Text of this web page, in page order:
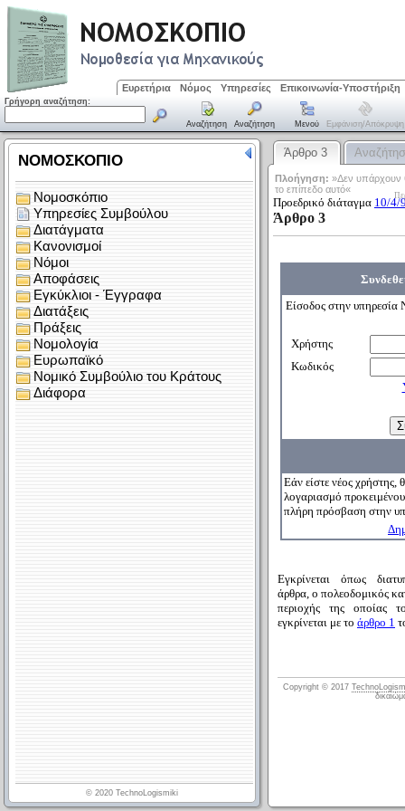
Ευρετήρια Νόμος Υπηρεσίες Επικοινωνία-Υποστήριξη
Γρήγορη αναζήτηση:
Αναζήτηση Αναζήτηση Μενού Εμφάνιση/απόκρυψη
Άρθρο 3